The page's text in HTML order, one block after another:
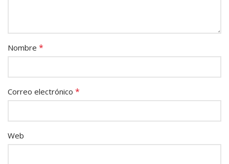
Nombre *
Correo electrónico *
Web